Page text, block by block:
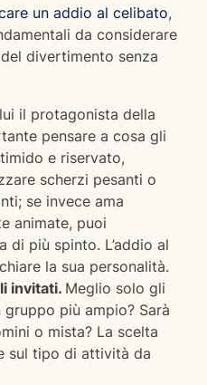
un addio al celibato,
da considerare
divertimento senza
il protagonista della
pensare a cosa gli
e riservato,
scherzi pesanti o
se invece ama
animate, puoi
di più spinto. L’addio al
la sua personalità.
invitati. Meglio solo gli
più ampio? Sarà
o mista? La scelta
sul tipo di attività da